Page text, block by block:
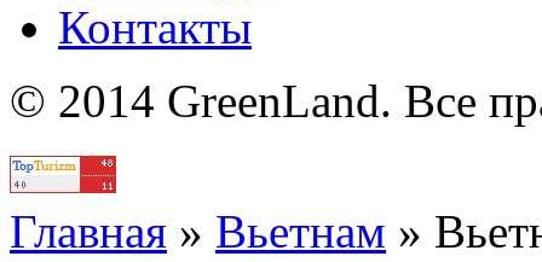
Контакты
© 2014 GreenLand. Все
Главная » Вьетнам »